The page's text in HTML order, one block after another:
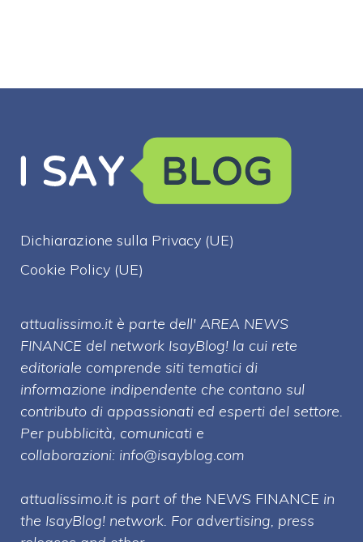
Dichiarazione sulla Privacy (UE)
Cookie Policy (UE)
attualissimo.it è parte dell' AREA NEWS
FINANCE del network IsayBlog! la cui rete
editoriale comprende siti tematici di
informazione indipendente che contano sul
contributo di appassionati ed esperti del settore.
Per pubblicità, comunicati e
collaborazioni: info@isayblog.com
attualissimo.it is part of the NEWS FINANCE in
the IsayBlog! network. For advertising, press